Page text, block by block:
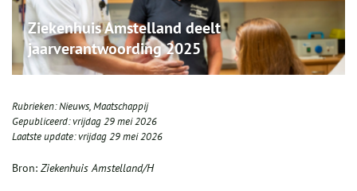
Ziekenhuis Amstelland deelt
jaarverantwoording 2025
Rubrieken:Nieuws,Maatschappij
Gepubliceerd:vrijdag 29 mei 2026
Laatste update:vrijdag 29 mei 2026
Bron: Ziekenhuis Amstelland/H